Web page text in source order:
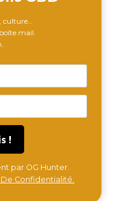
culture…
mail.
par OG Hunter.
Confidentialité.